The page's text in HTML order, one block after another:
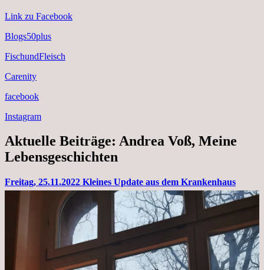
Link zu Facebook
Blogs50plus
FischundFleisch
Carenity
facebook
Instagram
Aktuelle Beiträge: Andrea Voß, Meine
Lebensgeschichten
Freitag, 25.11.2022 Kleines Update aus dem Krankenhaus